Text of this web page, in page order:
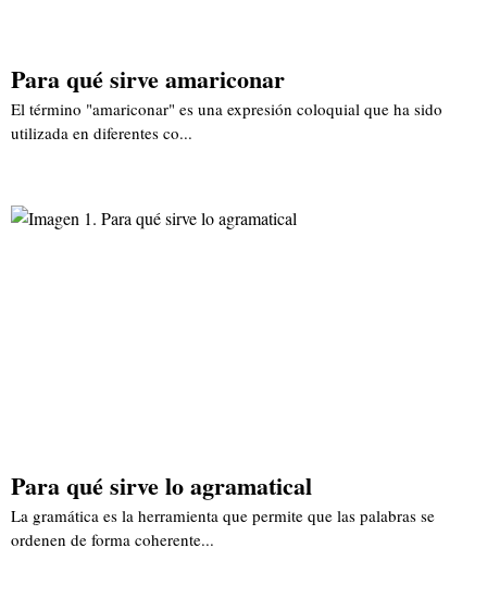
Para qué sirve amariconar
El término "amariconar" es una expresión coloquial que ha sido
utilizada en diferentes co...
Para qué sirve lo agramatical
La gramática es la herramienta que permite que las palabras se
ordenen de forma coherente...